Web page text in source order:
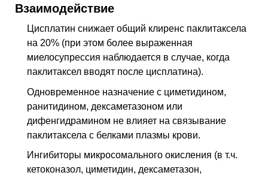
Взаимодействие
Цисплатин снижает общий клиренс паклитаксела
на 20% (при этом более выраженная
миелосупрессия наблюдается в случае, когда
паклитаксел вводят после цисплатина).
Одновременное назначение с циметидином,
ранитидином, дексаметазоном или
дифенгидрамином не влияет на связывание
паклитаксела с белками плазмы крови.
Ингибиторы микросомального окисления (в т.ч.
кетоконазол, циметидин, дексаметазон,